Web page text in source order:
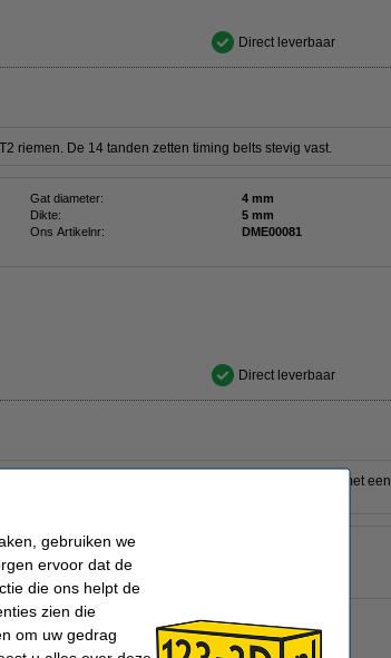
Direct leverbaar
riemen. De 14 tanden zetten timing belts stevig vast.
Gat diameter:
4 mm
Dikte:
5 mm
Ons Artikelnr:
DME00081
Direct leverbaar
De spanner is geschikt voor T5, T2.5 en GT2 riemen met een
Artikelnr:
gebruiken we
ervoor dat de
die ons helpt de
zien die
om uw gedrag